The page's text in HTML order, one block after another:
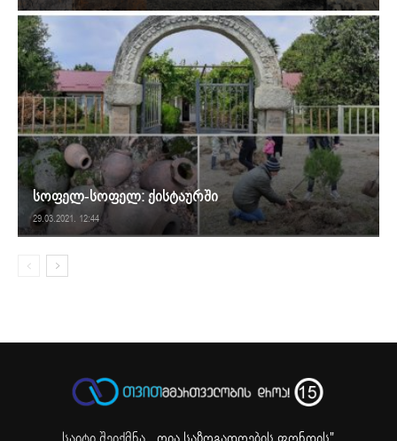
სოფელ-სოფელ: ქისტაურში
29.03.2021. 12:44